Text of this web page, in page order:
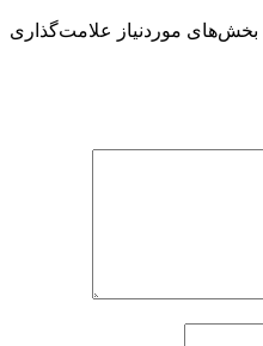
بخش‌های موردنیاز علامت‌گذاری